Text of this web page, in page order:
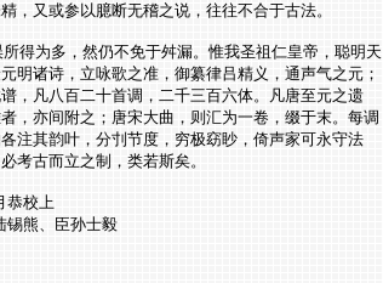
，又或参以臆断无稽之说，往往不合于古法。
得为多，然仍不免于舛漏。惟我圣祖仁皇帝，聪明天
明诸诗，立咏歌之准，御纂律吕精义，通声气之元；
，凡八百二十首调，二千三百六体。凡唐至元之遗
，亦间附之；唐宋大曲，则汇为一卷，缀于末。每调
注其韵叶，分刌节度，穷极窈眇，倚声家可永守法
考古而立之制，类若斯矣。
恭校上
锡熊、臣孙士毅